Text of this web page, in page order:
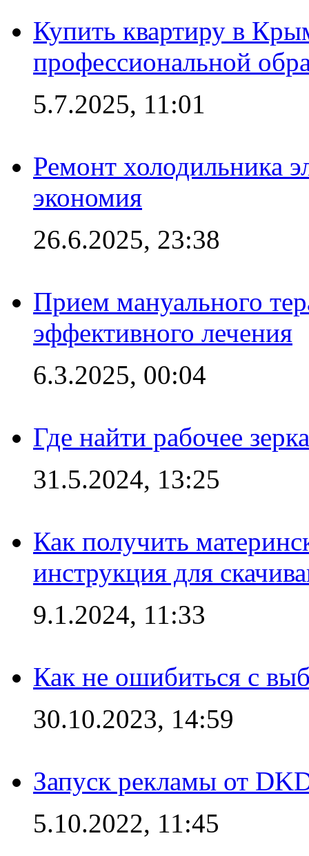
Купить квартиру в
профессиональной
5.7.2025, 11:01
Ремонт холодильника
экономия
26.6.2025, 23:38
Прием мануального
эффективного лечения
6.3.2025, 00:04
Где найти рабочее
31.5.2024, 13:25
Как получить
инструкция для
9.1.2024, 11:33
Как не ошибиться с
30.10.2023, 14:59
Запуск рекламы от
5.10.2022, 11:45